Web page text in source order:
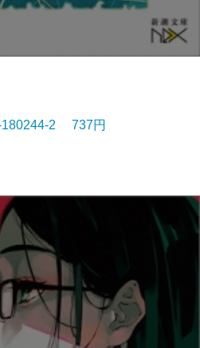
180244-2 737円